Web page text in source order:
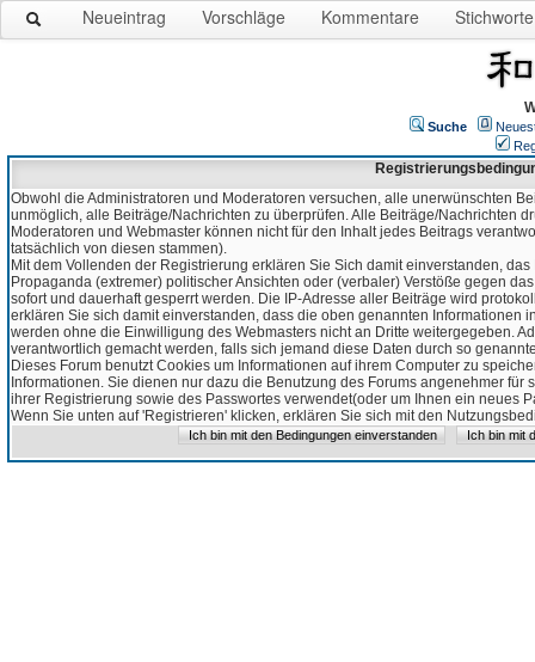
Neueintrag Vorschläge Kommentare Stichworte
Suche
Obwohl die Administratoren und Moderatoren versuchen, alle unerwünschten
unmöglich, alle Beiträge/Nachrichten zu überprüfen. Alle Beiträge/Nachrichten
Moderatoren und Webmaster können nicht für den Inhalt jedes Beitrags
tatsächlich von diesen stammen).
Mit dem Vollenden der Registrierung erklären Sie Sich damit einverstanden,
Propaganda (extremer) politischer Ansichten oder (verbaler) Verstöße gegen
sofort und dauerhaft gesperrt werden. Die IP-Adresse aller Beiträge wird
erklären Sie sich damit einverstanden, dass die oben genannten Informationen
werden ohne die Einwilligung des Webmasters nicht an Dritte weitergegeben.
verantwortlich gemacht werden, falls sich jemand diese Daten durch so
Dieses Forum benutzt Cookies um Informationen auf ihrem Computer zu
Informationen. Sie dienen nur dazu die Benutzung des Forums angenehmer
ihrer Registrierung sowie des Passwortes verwendet(oder um Ihnen ein neues
Wenn Sie unten auf 'Registrieren' klicken, erklären Sie sich mit den